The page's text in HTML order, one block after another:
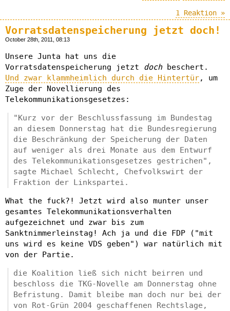
1 Reaktion »
Vorratsdatenspeicherung jetzt doch!
October 28th, 2011, 08:13
Unsere Junta hat uns die
Vorratsdatenspeicherung jetzt dochbeschert.
Und zwar klammheimlich durch die Hintertür, um
Zuge der Novellierung des
Telekommunikationsgesetzes:
"Kurz vor der Beschlussfassung im Bundestag
an diesem Donnerstag hat die Bundesregierung
die Beschränkung der Speicherung der Daten
auf weniger als drei Monate aus dem Entwurf
des Telekommunikationsgesetzes gestrichen",
sagte Michael Schlecht, Chefvolkswirt der
Fraktion der Linkspartei.
What the fuck?! Jetzt wird also munter unser
gesamtes Telekommunikationsverhalten
aufgezeichnet und zwar bis zum
Sanktnimmerleinstag! Ach ja und die FDP ("mit
uns wird es keine VDS geben") war natürlich mit
von der Partie.
die Koalition ließ sich nicht beirren und
beschloss die TKG-Novelle am Donnerstag ohne
Befristung. Damit bleibe man doch nur bei der
von Rot-Grün 2004 geschaffenen Rechtslage,